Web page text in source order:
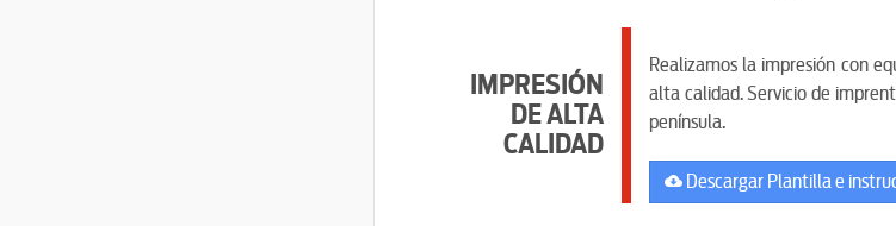
IMPRESIÓN
DE ALTA
CALIDAD
Realizamos la impresión con
alta calidad. Servicio de
península.
Descargar Plantilla e